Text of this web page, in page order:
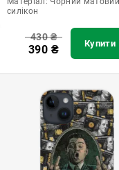
силікон
430₴
390 ₴ Купити